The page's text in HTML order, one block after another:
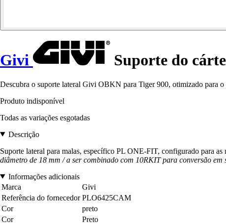
Givi Suporte do
Descubra o suporte lateral Givi OBKN para Tiger 900, otimizado para o
Produto indisponível
Todas as variações esgotadas
Descrição
Suporte lateral para malas, específico PL ONE-FIT, configurado para
diâmetro de 18 mm / a ser combinado com 10RKIT para conversão
Informações adicionais
Marca
Givi
Referência do fornecedor PLO6425CAM
Cor
preto
Cor
Preto